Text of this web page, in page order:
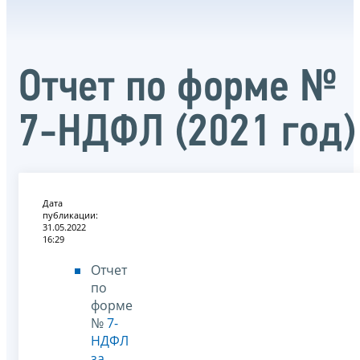
Отчет по форме №
7-НДФЛ (2021 год)
Дата
публикации:
31.05.2022
16:29
Отчет
по
форме
№7-
НДФЛ